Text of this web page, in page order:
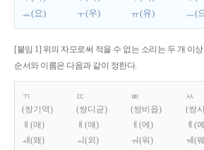
ㅛ(요)
ㅜ(우) ㅠ(유) ㅡ(
[붙임 1] 위의 자모로써 적을 수 없는 소리는 두 개 이
순서와 이름은 다음과 같이 정한다.
ㄲ
(쌍기역)
ㄸ
(쌍디귿)
ㅃ
(쌍비읍)
ㅆ
(쌍
ㅐ(애)
ㅒ(얘) ㅔ(에) ㅖ(
ㅙ(왜)
ㅚ(외) ㅝ(워) ㅞ(